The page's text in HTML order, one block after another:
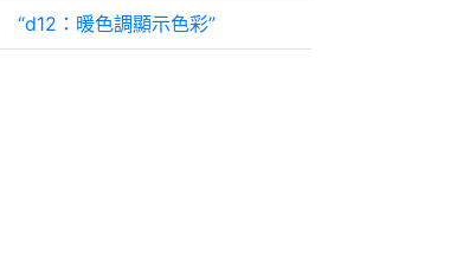
d12：暖色調顯示色彩